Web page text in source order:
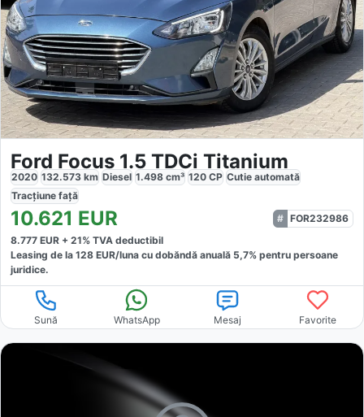
Ford Focus 1.5 TDCi Titanium
2020 132.573 km Diesel 1.498 cm³ 120 CP Cutie automată
Tracțiune față
10.621 EUR
FOR232986
8.777 EUR + 21% TVA deductibil
Leasing de la 128 EUR/luna cu dobăndă anuală 5,7% pentru persoane
juridice.
Sună WhatsApp Mesaj Favorite